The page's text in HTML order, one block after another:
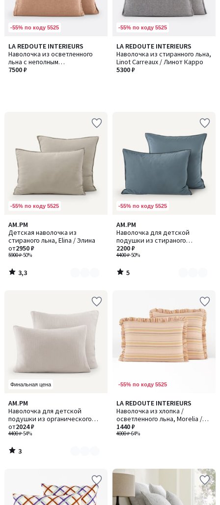
-55% по коду 5525
LA REDOUTE INTERIEURS
Наволочка из осветленного
льна с неполным
переплетением, Linot / Линот
7500 ₽
-55% по коду 5525
LA REDOUTE INTERIEURS
Наволочка из стиранного льна,
Linot Carreaux / Линот Карро
5300 ₽
-55% по коду 5525
AM.PM
Детская наволочка из
стираного льна, Elina / Элина
5900 ₽-50%
от2950 ₽
3,3
/ 5
Количество
цветов:
2
3,3
/
-55% по коду 5525
AM.PM
Наволочка для детской
подушки из стираного
биохлопкового плотна, Gypse /
Джипс
4400 ₽-50%
2200 ₽
5
/
5
Количество
цветов:
3
5
/
Финальная цена
AM.PM
Наволочка для детской
подушки из органического
хлопкового газа, Yafa / Яфа
4400 ₽-54%
от2024 ₽
3
/
5
Количество
цветов:
4
3
/
-55% по коду 5525
LA REDOUTE INTERIEURS
Наволочка из хлопка /
осветленного льна, Morelia /
Морелия
4000 ₽-64%
1440 ₽